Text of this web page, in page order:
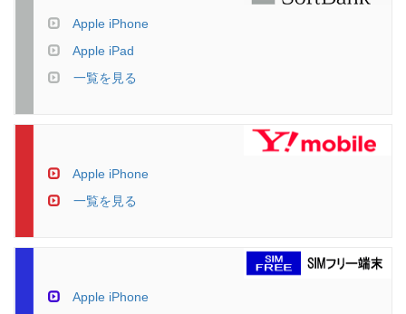
Apple iPhone
Apple iPad
一覧を見る
Apple iPhone
一覧を見る
Apple iPhone